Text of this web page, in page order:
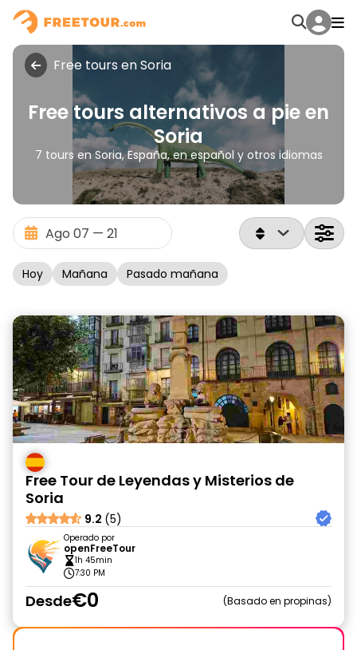
Free tours en Soria
Free tours alternativos a pie en
Soria
7 tours en Soria, España, en español y otros idiomas
Hoy Mañana Pasado mañana
Free Tour de Leyendas y Misterios de
Soria
9.2 (5)
Operado por
openFreeTour
1h 45min
7:30 PM
Desde€0 Basado en propinas